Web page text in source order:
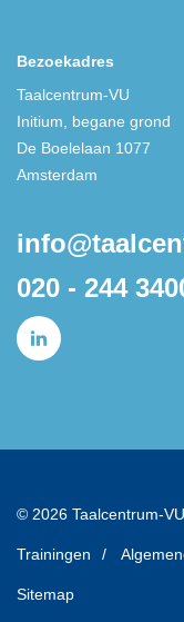
Bezoekadres
Taalcentrum-VU
Initium, begane grond
De Boelelaan 1077
Amsterdam
020 - 244
© 2026 Taalcentrum-VU
Trainingen
Sitemap